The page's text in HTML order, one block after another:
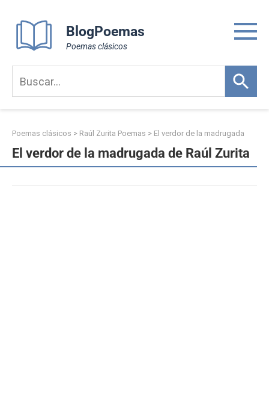
content
BlogPoemas
Poemas clásicos
Poemas clásicos > Raúl Zurita Poemas > El verdor de la madrugada
El verdor de la madrugada de Raúl Zurita